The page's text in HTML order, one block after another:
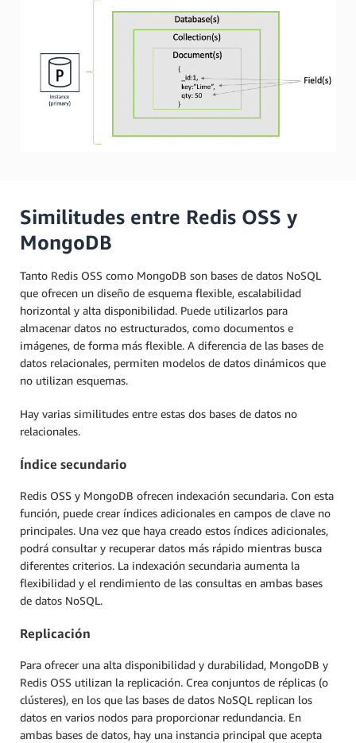
Similitudes entre Redis OSS y
MongoDB
Tanto Redis OSS como MongoDB son bases de datos NoSQL
que ofrecen un diseño de esquema flexible, escalabilidad
horizontal y alta disponibilidad. Puede utilizarlos para
almacenar datos no estructurados, como documentos e
imágenes, de forma más flexible. A diferencia de las bases de
datos relacionales, permiten modelos de datos dinámicos que
no utilizan esquemas.
Hay varias similitudes entre estas dos bases de datos no
relacionales.
Índice secundario
Redis OSS y MongoDB ofrecen indexación secundaria. Con esta
función, puede crear índices adicionales en campos de clave no
principales. Una vez que haya creado estos índices adicionales,
podrá consultar y recuperar datos más rápido mientras busca
diferentes criterios. La indexación secundaria aumenta la
flexibilidad y el rendimiento de las consultas en ambas bases
de datos NoSQL.
Replicación
Para ofrecer una alta disponibilidad y durabilidad, MongoDB y
Redis OSS utilizan la replicación. Crea conjuntos de réplicas (o
clústeres), en los que las bases de datos NoSQL replican los
datos en varios nodos para proporcionar redundancia. En
ambas bases de datos, hay una instancia principal que acepta